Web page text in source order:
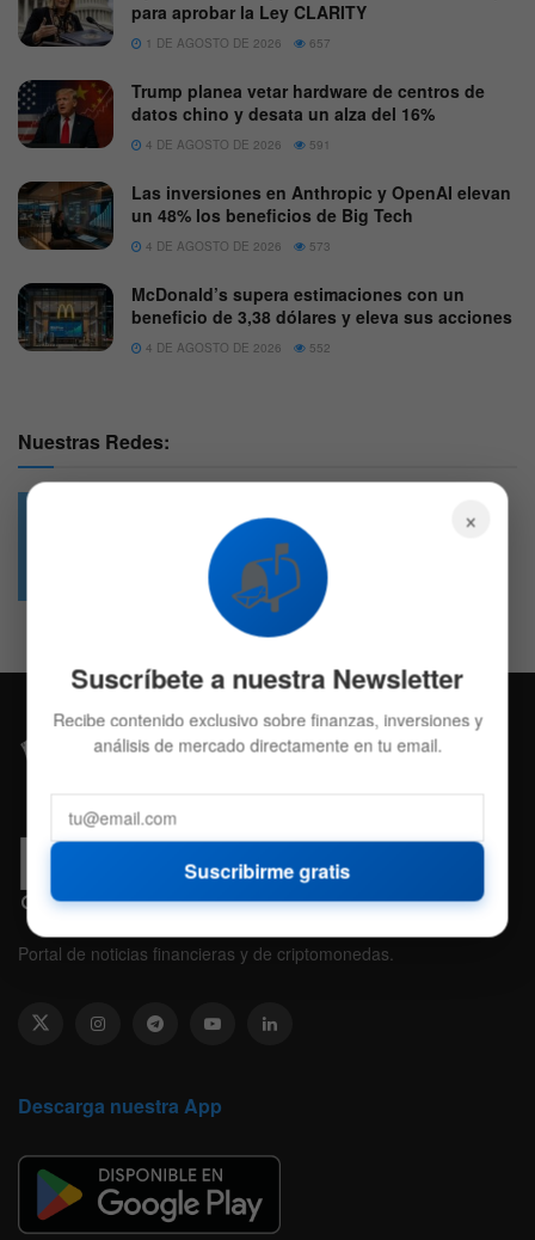
para aprobar la Ley CLARITY
1 DE AGOSTO DE 2026 657
Trump planea vetar hardware de centros de
datos chino y desata un alza del 16%
4 DE AGOSTO DE 2026 591
Las inversiones en Anthropic y OpenAI elevan
un 48% los beneficios de Big Tech
4 DE AGOSTO DE 2026 573
McDonald’s supera estimaciones con un
beneficio de 3,38 dólares y eleva sus acciones
4 DE AGOSTO DE 2026 552
Nuestras Redes:
4.7k
Followers
Portal de noticias financieras y de criptomonedas.
Descarga nuestra App
×
📬
Suscríbete a nuestra Newsletter
Recibe contenido exclusivo sobre finanzas, inversiones y
análisis de mercado directamente en tu email.
Suscribirme gratis